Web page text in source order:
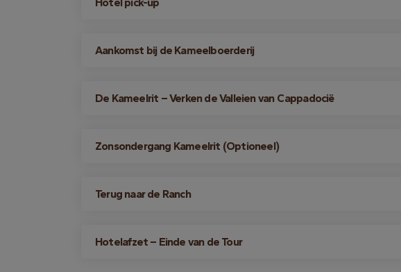
Aankomst bij de Kameelboerderij
De Kameelrit – Verken de Valleien van Cappadocië
Zonsondergang Kameelrit (Optioneel)
Terug naar de Ranch
Hotelafzet – Einde van de Tour